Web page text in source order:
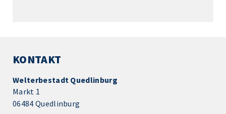
KONTAKT
Welterbestadt Quedlinburg
Markt 1
06484 Quedlinburg